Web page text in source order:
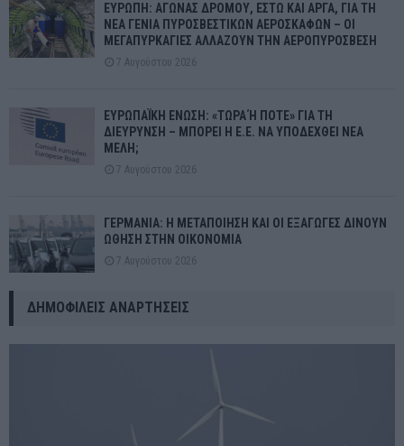
ΕΥΡΩΠΗ: ΑΓΩΝΑΣ ΔΡΟΜΟΥ, ΕΣΤΩ ΚΑΙ ΑΡΓΑ, ΓΙΑ ΤΗ
ΝΕΑ ΓΕΝΙΑ ΠΥΡΟΣΒΕΣΤΙΚΩΝ ΑΕΡΟΣΚΑΦΩΝ – ΟΙ
ΜΕΓΑΠΥΡΚΑΓΙΕΣ ΑΛΛΑΖΟΥΝ ΤΗΝ ΑΕΡΟΠΥΡΟΣΒΕΣΗ
7 Αυγούστου 2026
ΕΥΡΩΠΑΪΚΗ ΕΝΩΣΗ: «ΤΩΡΑ Ή ΠΟΤΕ» ΓΙΑ ΤΗ
ΔΙΕΥΡΥΝΣΗ – ΜΠΟΡΕΙ Η Ε.Ε. ΝΑ ΥΠΟΔΕΧΘΕΙ ΝΕΑ
ΜΕΛΗ;
7 Αυγούστου 2026
ΓΕΡΜΑΝΙΑ: Η ΜΕΤΑΠΟΙΗΣΗ ΚΑΙ ΟΙ ΕΞΑΓΩΓΕΣ ΔΙΝΟΥΝ
ΩΘΗΣΗ ΣΤΗΝ ΟΙΚΟΝΟΜΙΑ
7 Αυγούστου 2026
ΔΗΜΟΦΙΛΕΊΣ ΑΝΑΡΤΉΣΕΙΣ